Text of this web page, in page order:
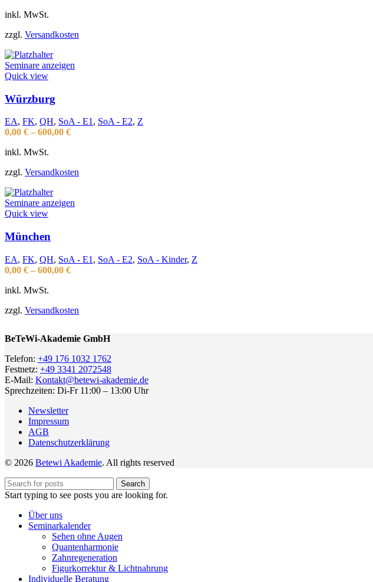
inkl. MwSt.
zzgl. Versandkosten
Seminare anzeigen
Quick view
Würzburg
EA, FK, QH, SoA - E1 , SoA - E2, Z
0,00 € – 600,00 €
inkl. MwSt.
zzgl. Versandkosten
Seminare anzeigen
Quick view
München
EA, FK, QH, SoA - E1 , SoA - E2, SoA - Kinder, Z
0,00 € – 600,00 €
inkl. MwSt.
zzgl. Versandkosten
BeTeWi-Akademie GmbH
Telefon: +49 176 1032 1762
Festnetz: +49 3341 2072548
E-Mail: Kontakt@betewi-akademie.de
Sprechzeiten: Di-Fr 11:00 – 13:00 Uhr
Newsletter
Impressum
AGB
Datenschutzerklärung
© 2026 Betewi Akademie. All rights reserved
Search
Start typing to see posts you are looking for.
Über uns
Seminarkalender
Sehen ohne Augen
Quantenharmonie
Zahnregeneration
Figurkorrektur & Lichtnahrung
Individuelle Beratung